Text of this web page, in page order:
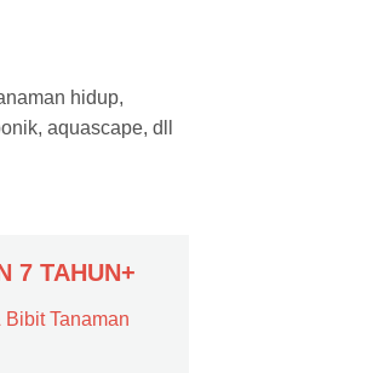
hidup,
aquascape, dll
7 TAHUN+
Tanaman